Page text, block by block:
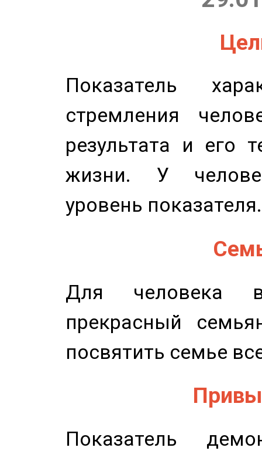
Показатель
стремления
результата и его
жизни. У
уровень показателя.
Для человека
прекрасный
посвятить семье
Показатель